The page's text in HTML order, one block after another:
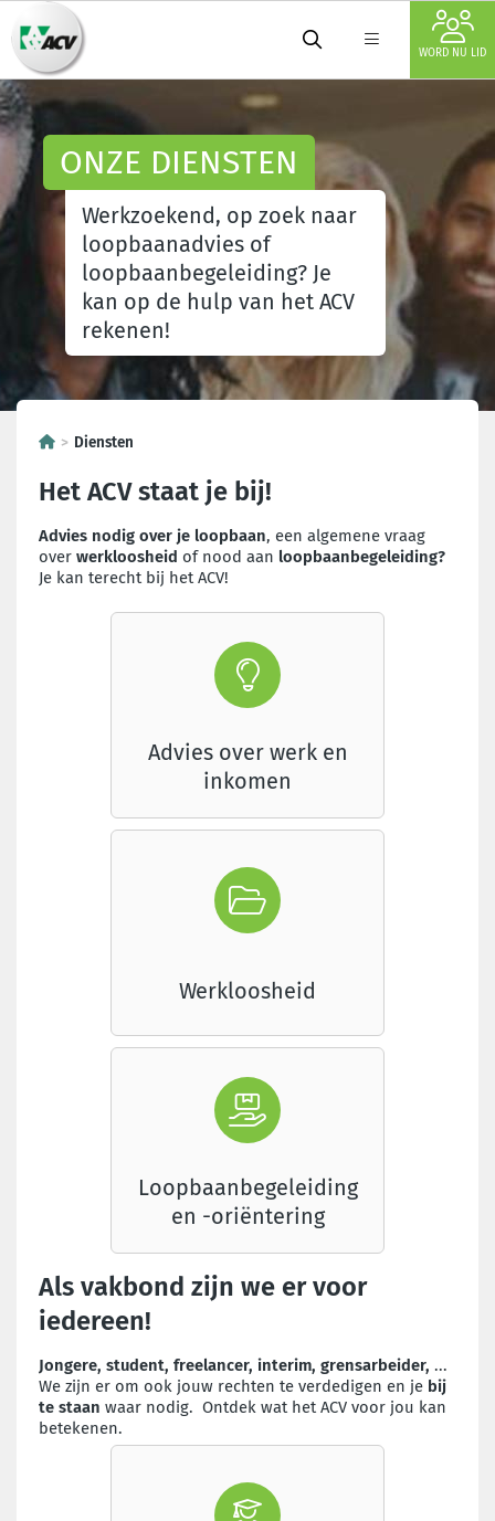
WORD NU LID
ONZE DIENSTEN
Werkzoekend, op zoek naar
loopbaanadvies of
loopbaanbegeleiding? Je
kan op de hulp van het ACV
rekenen!
Diensten
Het ACV staat je bij!
Advies nodig over je loopbaan, een algemene vraag
over werkloosheid of nood aan loopbaanbegeleiding?
Je kan terecht bij het ACV!
Advies over werk en
inkomen
Werkloosheid
Loopbaanbegeleiding
en -oriëntering
Als vakbond zijn we er voor
iedereen!
Jongere, student, freelancer, interim, grensarbeider, ...
We zijn er om ook jouw rechten te verdedigen en je bij
te staan waar nodig. Ontdek wat het ACV voor jou kan
betekenen.